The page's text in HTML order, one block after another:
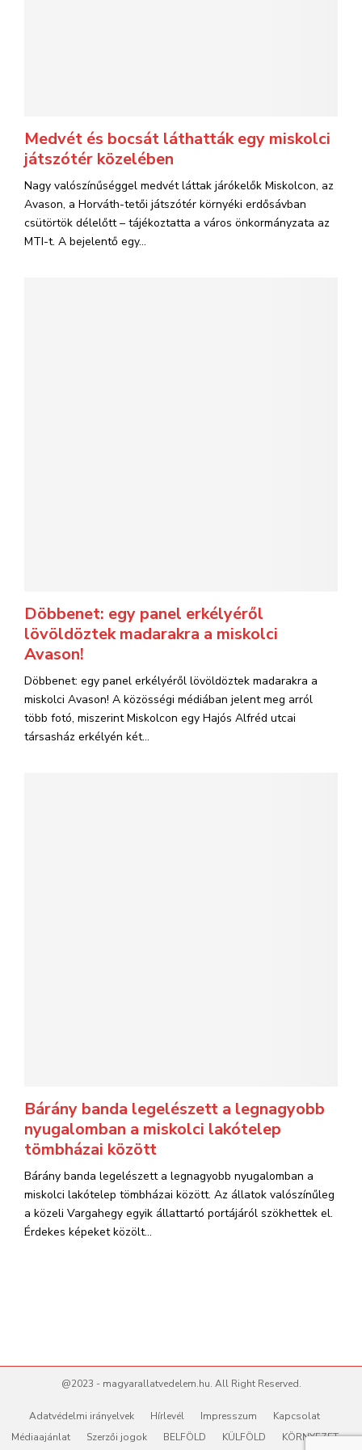
Medvét és bocsát láthatták egy miskolci
játszótér közelében
Nagy valószínűséggel medvét láttak járókelők Miskolcon, az
Avason, a Horváth-tetői játszótér környéki erdősávban
csütörtök délelőtt – tájékoztatta a város önkormányzata az
MTI-t. A bejelentő egy...
Döbbenet: egy panel erkélyéről
lövöldöztek madarakra a miskolci
Avason!
Döbbenet: egy panel erkélyéről lövöldöztek madarakra a
miskolci Avason! A közösségi médiában jelent meg arról
több fotó, miszerint Miskolcon egy Hajós Alfréd utcai
társasház erkélyén két...
Bárány banda legelészett a legnagyobb
nyugalomban a miskolci lakótelep
tömbházai között
Bárány banda legelészett a legnagyobb nyugalomban a
miskolci lakótelep tömbházai között. Az állatok valószínűleg
a közeli Vargahegy egyik állattartó portájáról szökhettek el.
Érdekes képeket közölt...
@2023 - magyarallatvedelem.hu. All Right Reserved.
Adatvédelmi irányelvek Hírlevél Impresszum
Kapcsolat
Médiaajánlat
Szerzői jogok BELFÖLD KÜLFÖLD KÖRNYEZET